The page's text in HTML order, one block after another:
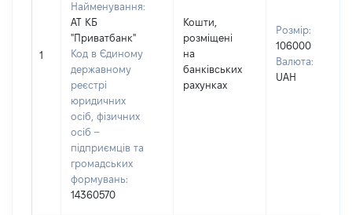
1
Найменування:
АТ КБ
"Приватбанк"
Код в Єдиному
державному
реєстрі
юридичних
осіб, фізичних
осіб –
підприємців та
громадських
формувань:
14360570
Кошти,
розміщені
на
банківських
рахунках
Розмір:
106000
Валюта:
UAH